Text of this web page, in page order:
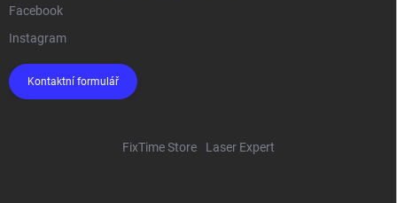
Facebook
Instagram
Kontaktní formulář
FixTime Store Laser Expert